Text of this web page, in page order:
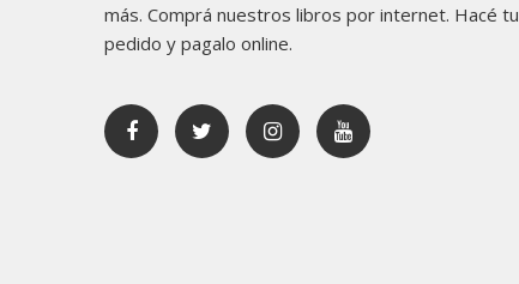
más. Comprá nuestros libros por internet. Hacé tu
pedido y pagalo online.